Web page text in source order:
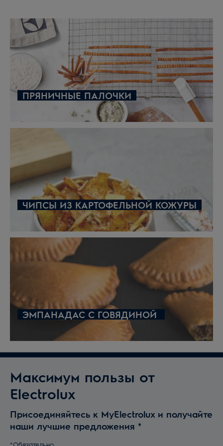
ПРЯНИЧНЫЕ ПАЛОЧКИ
ЧИПСЫ ИЗ КАРТОФЕЛЬНОЙ КОЖУРЫ
ЭМПАНАДАС С ГОВЯДИНОЙ
Максимум пользы от
Electrolux
Присоединяйтесь к MyElectrolux и получайте
наши лучшие предложения *
*Обязательно